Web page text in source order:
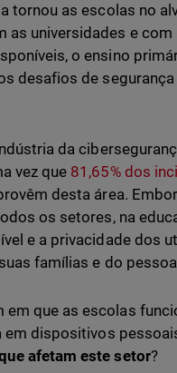
tornou as escolas no
as universidades e
o ensino
desafios de
da
vez que 81,65% dos
desta área.
os setores, na
e a privacidade dos
famílias e do
em que as escolas
em dispositivos
afetam este setor?